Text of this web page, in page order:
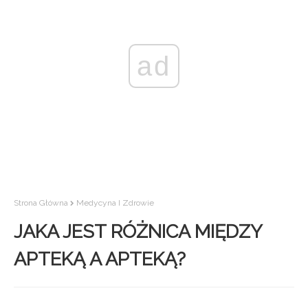
ad
Strona Główna Medycyna I Zdrowie
JAKA JEST RÓŻNICA MIĘDZY
APTEKĄ A APTEKĄ?